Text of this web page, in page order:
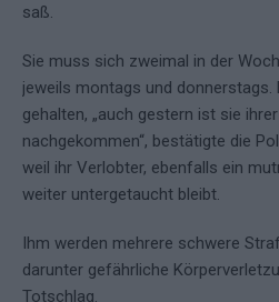
saß.
Sie muss sich zweimal in der
jeweils montags und donnerstags.
gehalten, „auch gestern ist sie
nachgekommen“, bestätigte die
weil ihr Verlobter, ebenfalls ein
weiter untergetaucht bleibt.
Ihm werden mehrere schwere
darunter gefährliche
Totschlag.